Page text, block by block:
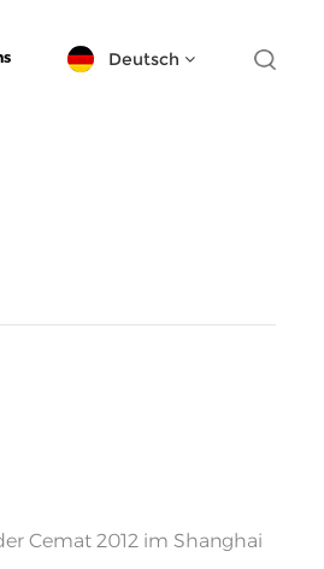
Deutsch
한국의
português
Cemat 2012 im Shanghai